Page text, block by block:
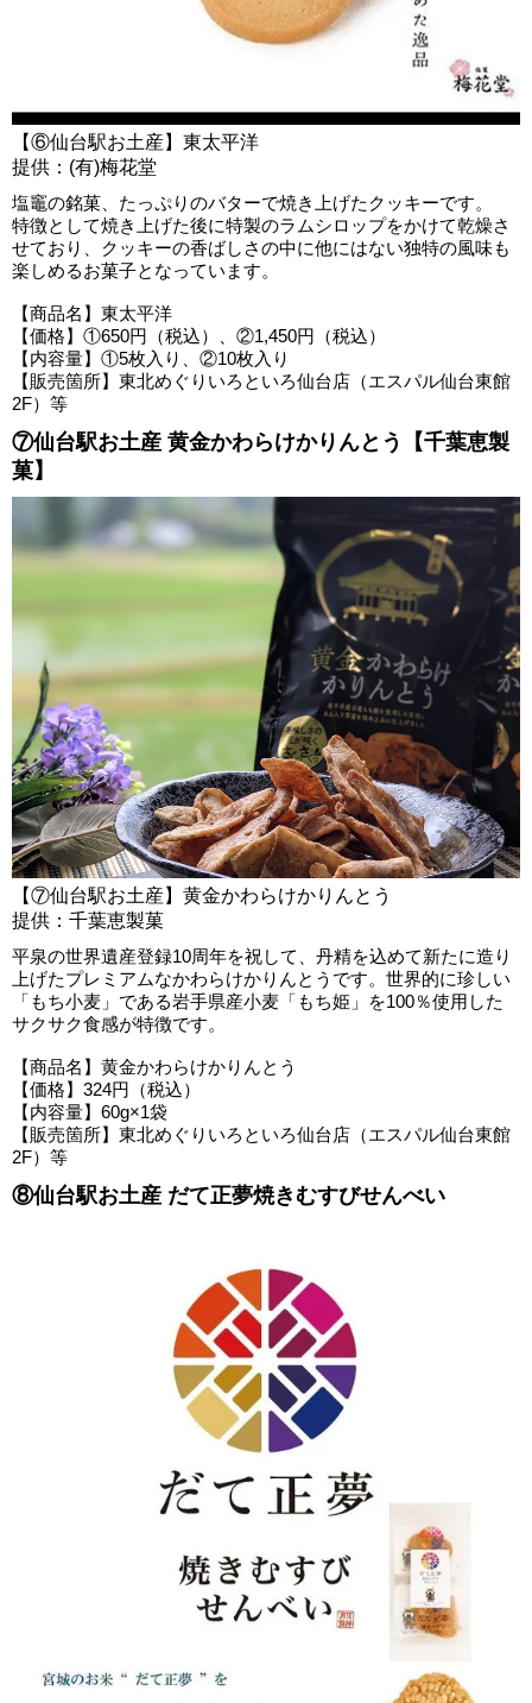
【⑥仙台駅お土産】東太平洋
提供：(有)梅花堂
塩竈の銘菓、たっぷりのバターで焼き上げたクッキーです。
特徴として焼き上げた後に特製のラムシロップをかけて乾燥さ
せており、クッキーの香ばしさの中に他にはない独特の風味も
楽しめるお菓子となっています。
【商品名】東太平洋
【価格】①650円（税込）、②1,450円（税込）
【内容量】①5枚入り、②10枚入り
【販売箇所】東北めぐりいろといろ仙台店（エスパル仙台東館
2F）等
⑦仙台駅お土産 黄金かわらけかりんとう【千葉恵製
菓】
【⑦仙台駅お土産】黄金かわらけかりんとう
提供：千葉恵製菓
平泉の世界遺産登録10周年を祝して、丹精を込めて新たに造り
上げたプレミアムなかわらけかりんとうです。世界的に珍しい
「もち小麦」である岩手県産小麦「もち姫」を100％使用した
サクサク食感が特徴です。
【商品名】黄金かわらけかりんとう
【価格】324円（税込）
【内容量】60g×1袋
【販売箇所】東北めぐりいろといろ仙台店（エスパル仙台東館
2F）等
⑧仙台駅お土産 だて正夢焼きむすびせんべい